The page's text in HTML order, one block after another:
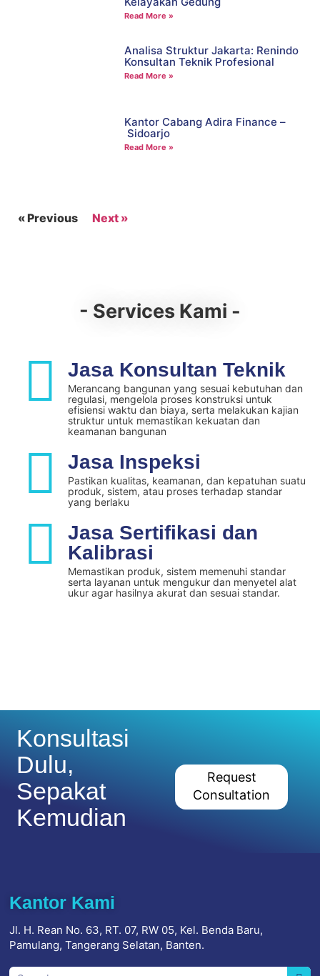
Read More »
Analisa Struktur Jakarta: Renindo
Konsultan Teknik Profesional
Read More »
Kantor Cabang Adira Finance –
Sidoarjo
Read More »
« Previous Next »
- Services Kami -
Jasa Konsultan Teknik
Merancang bangunan yang sesuai kebutuhan dan
regulasi, mengelola proses konstruksi untuk
efisiensi waktu dan biaya, serta melakukan kajian
struktur untuk memastikan kekuatan dan
keamanan bangunan
Jasa Inspeksi
Pastikan kualitas, keamanan, dan kepatuhan suatu
produk, sistem, atau proses terhadap standar
yang berlaku
Jasa Sertifikasi dan
Kalibrasi
Memastikan produk, sistem memenuhi standar
serta layanan untuk mengukur dan menyetel alat
ukur agar hasilnya akurat dan sesuai standar.
Konsultasi
Dulu,
Sepakat
Kemudian
Request
Consultation
Kantor Kami
Jl. H. Rean No. 63, RT. 07, RW 05, Kel. Benda Baru,
Pamulang, Tangerang Selatan, Banten.